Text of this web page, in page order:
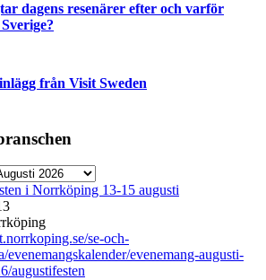
dagens resenärer efter och varför
från Visit Sweden
i Norrköping 13-15 augusti
se-och-
evenemangskalender/evenemang-augusti-
augustifesten